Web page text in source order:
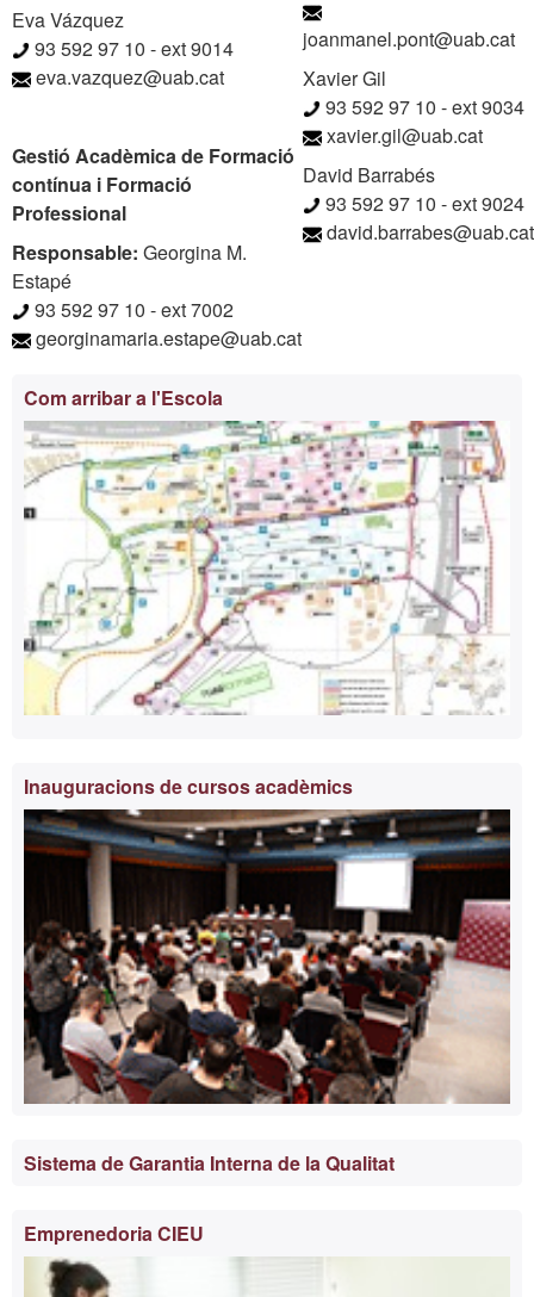
Eva Vázquez
93 592 97 10 - ext 9014
eva.vazquez@uab.cat
Gestió Acadèmica de Formació
contínua i Formació
Professional
Responsable: Georgina M.
Estapé
93 592 97 10 - ext 7002
georginamaria.estape@uab.cat
joanmanel.pont@uab.cat
Xavier Gil
93 592 97 10 - ext 9034
xavier.gil@uab.cat
David Barrabés
93 592 97 10 - ext 9024
david.barrabes@uab.cat
Informació
complementària
Com arribar a l'Escola
Inauguracions de cursos acadèmics
Sistema de Garantia Interna de la Qualitat
Emprenedoria CIEU